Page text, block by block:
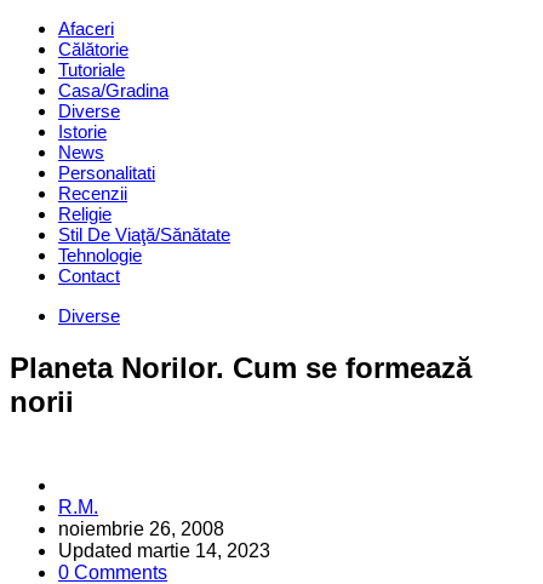
Afaceri
Călătorie
Tutoriale
Casa/Gradina
Diverse
Istorie
News
Personalitati
Recenzii
Religie
Stil De Viaţă/Sănătate
Tehnologie
Contact
Categories
Diverse
Planeta Norilor. Cum se formează
norii
Posted
by
R.M.
noiembrie 26, 2008
Updated martie 14, 2023
0 Comments